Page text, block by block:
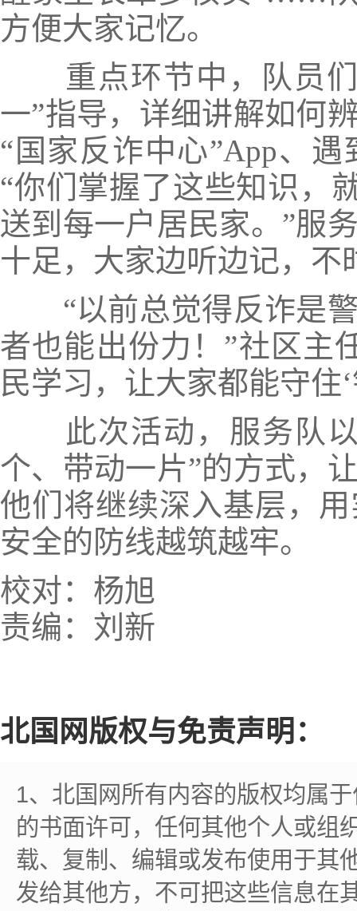
方便大家记忆。
重点环节中，队员们
一”指导，详细讲解如何
“国家反诈中心”App、
“你们掌握了这些知识，
送到每一户居民家。”服
十足，大家边听边记，
“以前总觉得反诈是警
者也能出份力！”社区主
民学习，让大家都能守住
此次活动，服务队以
个、带动一片”的方式，
他们将继续深入基层，
安全的防线越筑越牢。
校对：杨旭
责编：刘新
北国网版权与免责声明：
1、北国网所有内容的版权均属
的书面许可，任何其他个人或组
载、复制、编辑或发布使用于其
发给其他方，不可把这些信息在